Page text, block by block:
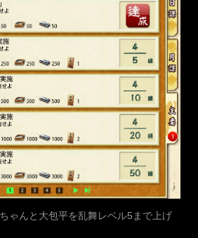
ゃんと大包平を乱舞レベル5まで上げ